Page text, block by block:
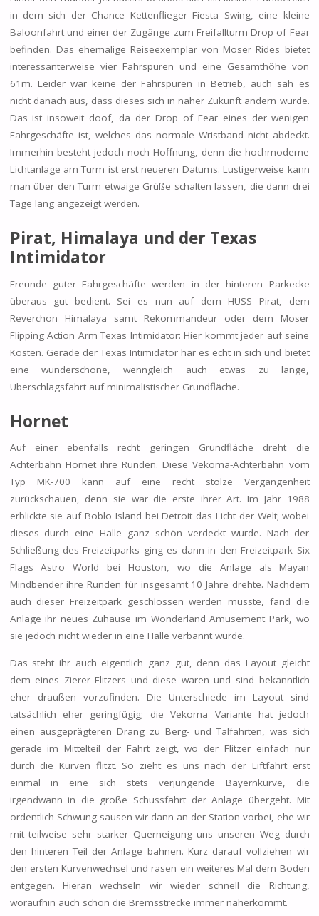
in dem sich der Chance Kettenflieger Fiesta Swing, eine kleine
Baloonfahrt und einer der Zugänge zum Freifallturm Drop of Fear
befinden. Das ehemalige Reiseexemplar von Moser Rides bietet
interessanterweise vier Fahrspuren und eine Gesamthöhe von
61m. Leider war keine der Fahrspuren in Betrieb, auch sah es
nicht danach aus, dass dieses sich in naher Zukunft ändern würde.
Das ist insoweit doof, da der Drop of Fear eines der wenigen
Fahrgeschäfte ist, welches das normale Wristband nicht abdeckt.
Immerhin besteht jedoch noch Hoffnung, denn die hochmoderne
Lichtanlage am Turm ist erst neueren Datums. Lustigerweise kann
man über den Turm etwaige Grüße schalten lassen, die dann drei
Tage lang angezeigt werden.
Pirat, Himalaya und der Texas
Intimidator
Freunde guter Fahrgeschäfte werden in der hinteren Parkecke
überaus gut bedient. Sei es nun auf dem HUSS Pirat, dem
Reverchon Himalaya samt Rekommandeur oder dem Moser
Flipping Action Arm Texas Intimidator: Hier kommt jeder auf seine
Kosten. Gerade der Texas Intimidator har es echt in sich und bietet
eine wunderschöne, wenngleich auch etwas zu lange,
Überschlagsfahrt auf minimalistischer Grundfläche.
Hornet
Auf einer ebenfalls recht geringen Grundfläche dreht die
Achterbahn Hornet ihre Runden. Diese Vekoma-Achterbahn vom
Typ MK-700 kann auf eine recht stolze Vergangenheit
zurückschauen, denn sie war die erste ihrer Art. Im Jahr 1988
erblickte sie auf Boblo Island bei Detroit das Licht der Welt; wobei
dieses durch eine Halle ganz schön verdeckt wurde. Nach der
Schließung des Freizeitparks ging es dann in den Freizeitpark Six
Flags Astro World bei Houston, wo die Anlage als Mayan
Mindbender ihre Runden für insgesamt 10 Jahre drehte. Nachdem
auch dieser Freizeitpark geschlossen werden musste, fand die
Anlage ihr neues Zuhause im Wonderland Amusement Park, wo
sie jedoch nicht wieder in eine Halle verbannt wurde.
Das steht ihr auch eigentlich ganz gut, denn das Layout gleicht
dem eines Zierer Flitzers und diese waren und sind bekanntlich
eher draußen vorzufinden. Die Unterschiede im Layout sind
tatsächlich eher geringfügig; die Vekoma Variante hat jedoch
einen ausgeprägteren Drang zu Berg- und Talfahrten, was sich
gerade im Mittelteil der Fahrt zeigt, wo der Flitzer einfach nur
durch die Kurven flitzt. So zieht es uns nach der Liftfahrt erst
einmal in eine sich stets verjüngende Bayernkurve, die
irgendwann in die große Schussfahrt der Anlage übergeht. Mit
ordentlich Schwung sausen wir dann an der Station vorbei, ehe wir
mit teilweise sehr starker Querneigung uns unseren Weg durch
den hinteren Teil der Anlage bahnen. Kurz darauf vollziehen wir
den ersten Kurvenwechsel und rasen ein weiteres Mal dem Boden
entgegen. Hieran wechseln wir wieder schnell die Richtung,
woraufhin auch schon die Bremsstrecke immer näherkommt.